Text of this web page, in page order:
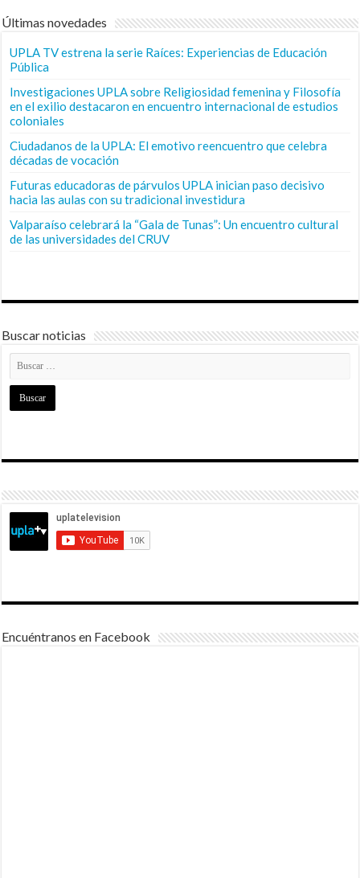
Últimas novedades
UPLA TV estrena la serie Raíces: Experiencias de Educación
Pública
Investigaciones UPLA sobre Religiosidad femenina y Filosofía
en el exilio destacaron en encuentro internacional de estudios
coloniales
Ciudadanos de la UPLA: El emotivo reencuentro que celebra
décadas de vocación
Futuras educadoras de párvulos UPLA inician paso decisivo
hacia las aulas con su tradicional investidura
Valparaíso celebrará la “Gala de Tunas”: Un encuentro cultural
de las universidades del CRUV
Buscar noticias
Encuéntranos en Facebook